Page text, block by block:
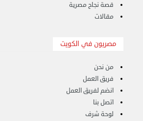
هاف لوري لتوصيل ونقل العفش 65818808
الخميس 14 سبتمبر 2023 03:06 م
قصة نجاح مصرية
مقالات
مصريون في الكويت
من نحن
فريق العمل
انضم لفريق العمل
اتصل بنا
لوحة شرف